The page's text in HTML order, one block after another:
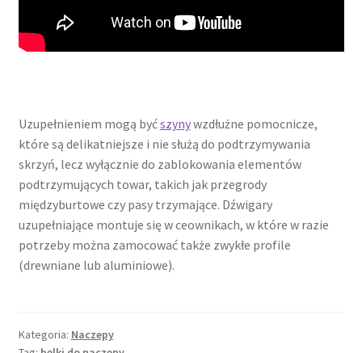
Uzupełnieniem mogą byćszynywzdłużne pomocnicze,
które są delikatniejsze i nie służą do podtrzymywania
skrzyń, lecz wyłącznie do zablokowania elementów
podtrzymujących towar, takich jak przegrody
międzyburtowe czy pasy trzymające. Dźwigary
uzupełniające montuje się w ceownikach, w które w razie
potrzeby można zamocować także zwykłe profile
(drewniane lub aluminiowe).
Kategoria: Naczepy